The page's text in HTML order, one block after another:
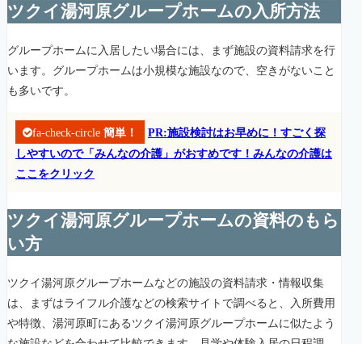
ツクイ湯河原グループホームの入所方法
グループホームに入居したい場合には、まず施設の資料請求を行
います。グループホームは小規模な施設なので、空きがないこと
も多いです。
fa-check-circle 簡単！
PR:施設検討はお早めに！すごく探
しやすいので「みんなの介護」がおすめです！みんなの介護は
ここをクリック
ツクイ湯河原グループホームの資料のもら
い方
ツクイ湯河原グループホームなどの施設の資料請求・情報収集
は、まずはライフル介護などの検索サイトで調べると、入所費用
や特徴、湯河原町にあるツクイ湯河原グループホームに似たよう